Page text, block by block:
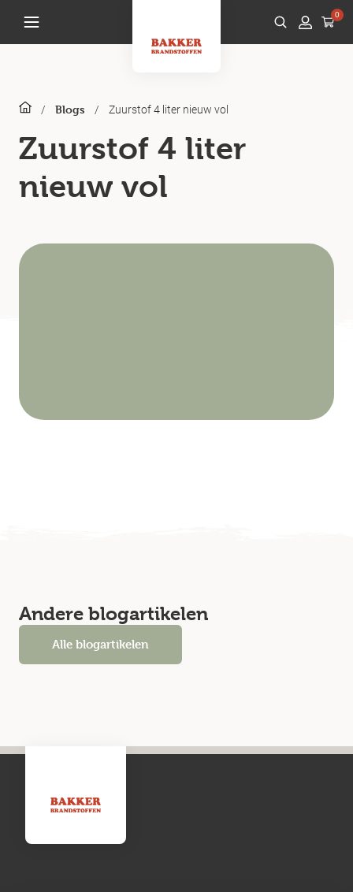
0
/ Blogs / Zuurstof 4 liter nieuw vol
Zuurstof 4 liter
nieuw vol
Andere blogartikelen
Alle blogartikelen